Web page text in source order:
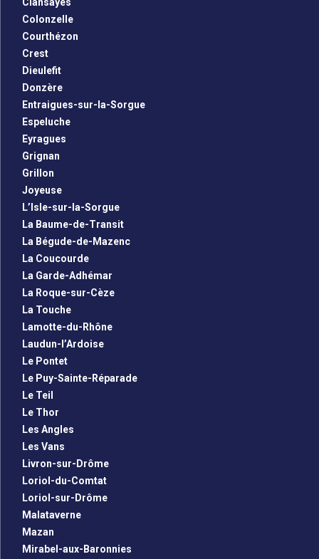
Clansayes
Colonzelle
Courthézon
Crest
Dieulefit
Donzère
Entraigues-sur-la-Sorgue
Espeluche
Eyragues
Grignan
Grillon
Joyeuse
L’Isle-sur-la-Sorgue
La Baume-de-Transit
La Bégude-de-Mazenc
La Coucourde
La Garde-Adhémar
La Roque-sur-Cèze
La Touche
Lamotte-du-Rhône
Laudun-l’Ardoise
Le Pontet
Le Puy-Sainte-Réparade
Le Teil
Le Thor
Les Angles
Les Vans
Livron-sur-Drôme
Loriol-du-Comtat
Loriol-sur-Drôme
Malataverne
Mazan
Mirabel-aux-Baronnies